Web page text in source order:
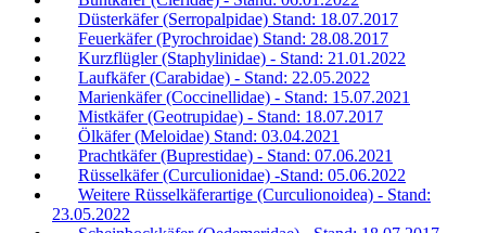
Düsterkäfer (Serropalpidae) Stand: 18.07.2017
Feuerkäfer (Pyrochroidae) Stand: 28.08.2017
Kurzflügler (Staphylinidae) - Stand: 21.01.2022
Laufkäfer (Carabidae) - Stand: 22.05.2022
Marienkäfer (Coccinellidae) - Stand: 15.07.2021
Mistkäfer (Geotrupidae) - Stand: 18.07.2017
Ölkäfer (Meloidae) Stand: 03.04.2021
Prachtkäfer (Buprestidae) - Stand: 07.06.2021
Rüsselkäfer (Curculionidae) -Stand: 05.06.2022
Weitere Rüsselkäferartige (Curculionoidea) - Stand:
23.05.2022